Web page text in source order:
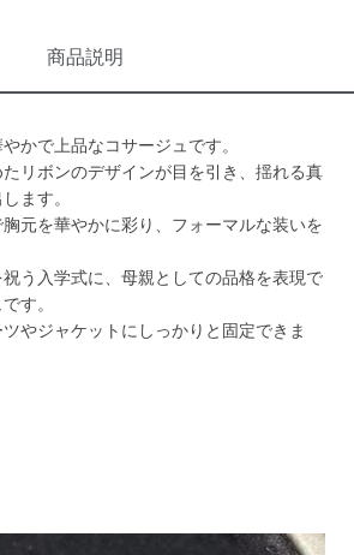
商品説明
かで上品なコサージュです。
リボンのデザインが目を引き、揺れる真
ます。
元を華やかに彩り、フォーマルな装いを
う入学式に、母親としての品格を表現で
す。
やジャケットにしっかりと固定できま